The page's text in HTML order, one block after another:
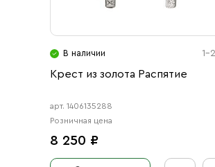
В наличии 1-
Крест из золота Распятие
арт. 1406135288
Розничная цена
8 250 ₽